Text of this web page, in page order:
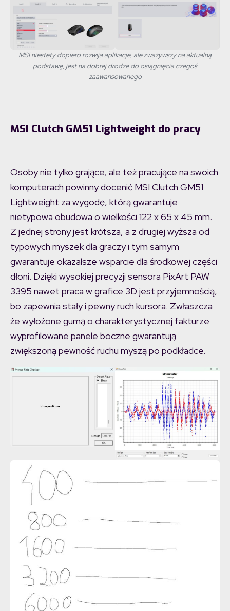
MSI niestety dopiero rozwija aplikacje, ale zważywszy na aktualną
podstawę, jest na dobrej drodze do osiągnięcia czegoś
zaawansowanego
MSI Clutch GM51 Lightweight do pracy
Osoby nie tylko grające, ale też pracujące na swoich
komputerach powinny docenić MSI Clutch GM51
Lightweight za wygodę, którą gwarantuje
nietypowa obudowa o wielkości 122 x 65 x 45 mm.
Z jednej strony jest krótsza, a z drugiej wyższa od
typowych myszek dla graczy i tym samym
gwarantuje okazalsze wsparcie dla środkowej części
dłoni. Dzięki wysokiej precyzji sensora PixArt PAW
3395 nawet praca w grafice 3D jest przyjemnością,
bo zapewnia stały i pewny ruch kursora. Zwłaszcza
że wyłożone gumą o charakterystycznej fakturze
wyprofilowane panele boczne gwarantują
zwiększoną pewność ruchu myszą po podkładce.